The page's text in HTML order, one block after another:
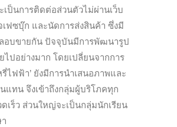
เป็นการติดต่อส่วนตัวไม่ผ่านเว็บ
เฟซบุ๊ก และนัดการส่งสินค้า ซึ่งมี
อบขายกัน ปัจจุบันมีการพัฒนารูป
ไปอย่างมาก โดยเปลี่ยนจากการ
รี่ไฟฟ้า’ ยังมีการนำเสนอภาพและ
แทน จึงเข้าถึงกลุ่มผู้บริโภคทุก
ดเร็ว ส่วนใหญ่จะเป็นกลุ่มนักเรียน